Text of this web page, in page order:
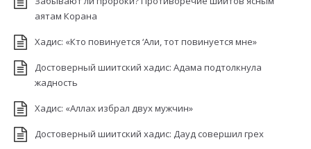
аятам Корана
Хадис: «Кто повинуется ‘Али, тот повинуется мне»
Достоверный шиитский хадис: Адама подтолкнула
жадность
Хадис: «Аллах избрал двух мужчин»
Достоверный шиитский хадис: Дауд совершил грех